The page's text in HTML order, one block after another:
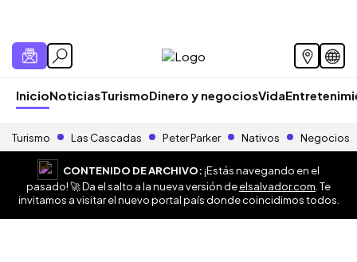
InicioNoticiasTurismoDinero y negociosVida
Turismo Las Cascadas Peter Parker Nativos Negocios
CONTENIDO DE ARCHIVO:¡Estás navegando en el
pasado! 🚀 Da el salto a la nueva versión deelsalvador.com . Te
invitamos a visitar el nuevo portal país donde coincidimos todos.